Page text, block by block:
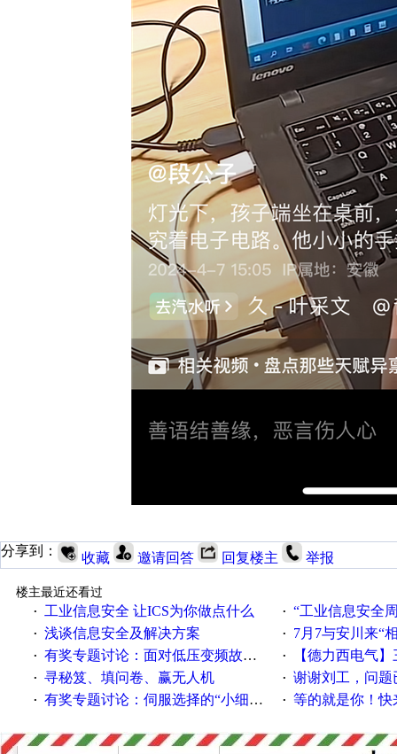
分享到： 收藏 邀请回答 回复楼主 举报
楼主最近还看过
·
工业信息安全 让ICS为你做点什么 · “工业信息安全周之我见”
· 浅谈信息安全及解决方案 · 7月7与安川来“
· 有奖专题讨论：面对低压变频故障，老手是这样解决的！ · 【德力西电气】三
· 寻秘笈、填问卷、赢无人机 · 谢谢刘工，问题
· 有奖专题讨论：伺服选择的“小细节大学问”奖励公告 · 等的就是你！快来